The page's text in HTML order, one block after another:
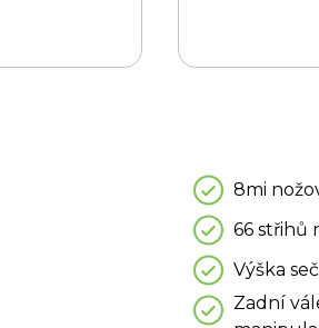
8mi
66 střihů
Výška
Zadní